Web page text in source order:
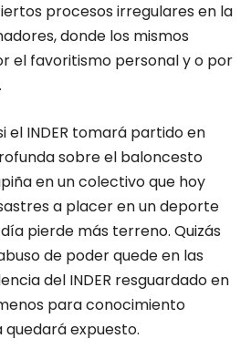
procesos irregulares en la
donde los mismos
el favoritismo personal y o por
el INDER tomará partido en
sobre el baloncesto
en un colectivo que hoy
a placer en un deporte
pierde más terreno. Quizás
de poder quede en las
del INDER resguardado en
para conocimiento
expuesto.